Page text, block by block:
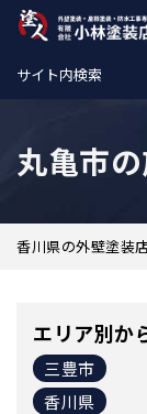
サイト内検索
丸亀市
香川県の外壁塗装
エリア別か
三豊市
香川県